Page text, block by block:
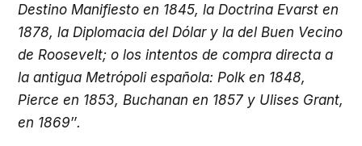
Destino Manifiesto en 1845, la Doctrina Evarst en
1878, la Diplomacia del Dólar y la del Buen Vecino
de Roosevelt; o los intentos de compra directa a
la antigua Metrópoli española: Polk en 1848,
Pierce en 1853, Buchanan en 1857 y Ulises Grant,
en 1869″.